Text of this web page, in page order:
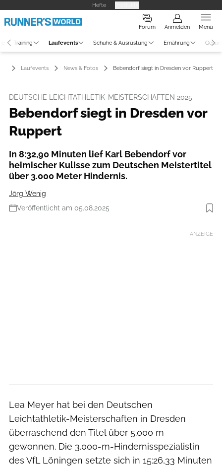
Hefte
Forum Anmelden Menü
Training Laufevents Schuhe & Ausrüstung Ernährung
Laufevents News & Fotos Bebendorf siegt in Dresden vor Ruppert
DEUTSCHE LEICHTATHLETIK-MEISTERSCHAFTEN 2025
Bebendorf siegt in Dresden vor
Ruppert
In 8:32,90 Minuten lief Karl Bebendorf vor
heimischer Kulisse zum Deutschen Meistertitel
über 3.000 Meter Hindernis.
Jörg Wenig
Veröffentlicht am 05.08.2025
Foto: DLV/Theo Kiefner
ANZEIGE
Lea Meyer hat bei den Deutschen
Leichtathletik-Meisterschaften in Dresden
überraschend den Titel über 5.000 m
gewonnen. Die 3.000-m-Hindernisspezialistin
des VfL Löningen setzte sich in 15:26,33 Minuten